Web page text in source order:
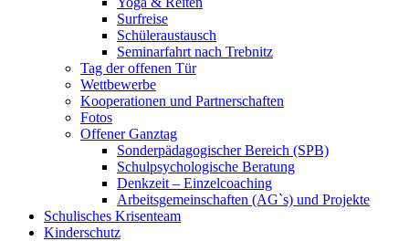
Surfreise
Schüleraustausch
Seminarfahrt nach Trebnitz
Tag der offenen Tür
Wettbewerbe
Kooperationen und Partnerschaften
Fotos
Offener Ganztag
Sonderpädagogischer Bereich (SPB)
Schulpsychologische Beratung
Denkzeit – Einzelcoaching
Arbeitsgemeinschaften (AG`s) und Projekte
Schulisches Krisenteam
Kinderschutz